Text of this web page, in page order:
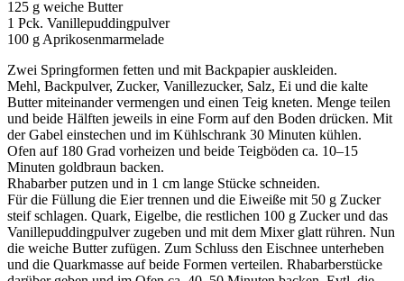
125 g weiche Butter
1 Pck. Vanillepuddingpulver
100 g Aprikosenmarmelade
Zwei Springformen fetten und mit Backpapier auskleiden.
Mehl, Backpulver, Zucker, Vanillezucker, Salz, Ei und die kalte
Butter miteinander vermengen und einen Teig kneten. Menge teilen
und beide Hälften jeweils in eine Form auf den Boden drücken. Mit
der Gabel einstechen und im Kühlschrank 30 Minuten kühlen.
Ofen auf 180 Grad vorheizen und beide Teigböden ca. 10‒15
Minuten goldbraun backen.
Rhabarber putzen und in 1 cm lange Stücke schneiden.
Für die Füllung die Eier trennen und die Eiweiße mit 50 g Zucker
steif schlagen. Quark, Eigelbe, die restlichen 100 g Zucker und das
Vanillepuddingpulver zugeben und mit dem Mixer glatt rühren. Nun
die weiche Butter zufügen. Zum Schluss den Eischnee unterheben
und die Quarkmasse auf beide Formen verteilen. Rhabarberstücke